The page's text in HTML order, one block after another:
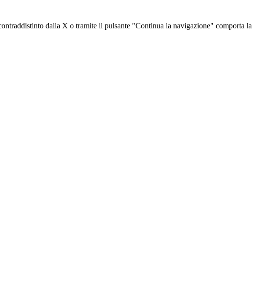
dalla X o tramite il pulsante "Continua la navigazione" comporta la